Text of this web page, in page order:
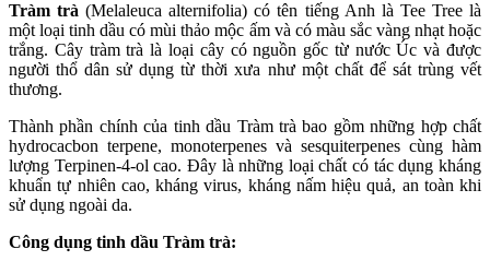
Tràm trà (Melaleuca alternifolia) có tên tiếng Anh là Tee Tree là
một loại tinh dầu có mùi thảo mộc ấm và có màu sắc vàng nhạt hoặc
trắng. Cây tràm trà là loại cây có nguồn gốc từ nước Úc và được
người thổ dân sử dụng từ thời xưa như một chất để sát trùng vết
thương.
Thành phần chính của tinh dầu Tràm trà bao gồm những hợp chất
hydrocacbon terpene, monoterpenes và sesquiterpenes cùng hàm
lượng Terpinen-4-ol cao. Đây là những loại chất có tác dụng kháng
khuẩn tự nhiên cao, kháng virus, kháng nấm hiệu quả, an toàn khi
sử dụng ngoài da.
Công dụng tinh dầu Tràm trà: